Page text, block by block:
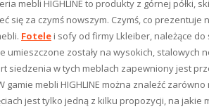
mebli HIGHLINE to produkty z górnej
się za czymś nowszym. Czymś, co
Fotele i sofy od firmy Lkleiber, należące
umieszczone zostały na wysokich,
siedzenia w tych meblach zapewniony jest
gamie mebli HIGHLINE można znaleźć
jest tylko jedną z kilku propozycji, na